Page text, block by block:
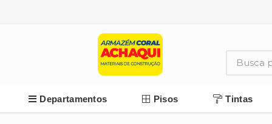
Departamentos Pisos Tintas